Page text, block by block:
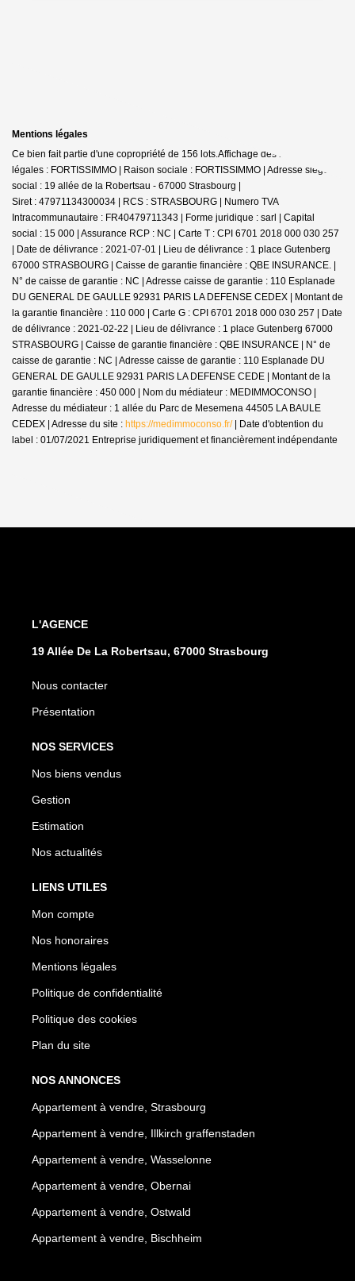
Mentions légales
Ce bien fait partie d'une copropriété de 156 lots.Affichage des informations
légales : FORTISSIMMO | Raison sociale : FORTISSIMMO | Adresse siège
social : 19 allée de la Robertsau - 67000 Strasbourg |
Siret : 47971134300034 | RCS : STRASBOURG | Numero TVA
Intracommunautaire : FR40479711343 | Forme juridique : sarl | Capital
social : 15 000 | Assurance RCP : NC | Carte T : CPI 6701 2018 000 030 257
| Date de délivrance : 2021-07-01 | Lieu de délivrance : 1 place Gutenberg
67000 STRASBOURG | Caisse de garantie financière : QBE INSURANCE. |
N° de caisse de garantie : NC | Adresse caisse de garantie : 110 Esplanade
DU GENERAL DE GAULLE 92931 PARIS LA DEFENSE CEDEX | Montant de
la garantie financière : 110 000 | Carte G : CPI 6701 2018 000 030 257 | Date
de délivrance : 2021-02-22 | Lieu de délivrance : 1 place Gutenberg 67000
STRASBOURG | Caisse de garantie financière : QBE INSURANCE | N° de
caisse de garantie : NC | Adresse caisse de garantie : 110 Esplanade DU
GENERAL DE GAULLE 92931 PARIS LA DEFENSE CEDE | Montant de la
garantie financière : 450 000 | Nom du médiateur : MEDIMMOCONSO |
Adresse du médiateur : 1 allée du Parc de Mesemena 44505 LA BAULE
CEDEX | Adresse du site : https://medimmoconso.fr/| Date d'obtention du
label : 01/07/2021 Entreprise juridiquement et financièrement indépendante
L'AGENCE
19 Allée De La Robertsau, 67000 Strasbourg
Nous contacter
Présentation
NOS SERVICES
Nos biens vendus
Gestion
Estimation
Nos actualités
LIENS UTILES
Mon compte
Nos honoraires
Mentions légales
Politique de confidentialité
Politique des cookies
Plan du site
NOS ANNONCES
Appartement à vendre, Strasbourg
Appartement à vendre, Illkirch graffenstaden
Appartement à vendre, Wasselonne
Appartement à vendre, Obernai
Appartement à vendre, Ostwald
Appartement à vendre, Bischheim